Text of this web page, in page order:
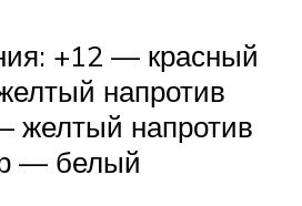
+12 — красный
напротив
желтый напротив
— белый